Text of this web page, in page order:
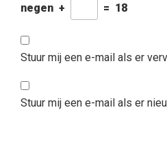
negen + = 18
Stuur mij een e-mail als er
Stuur mij een e-mail als er